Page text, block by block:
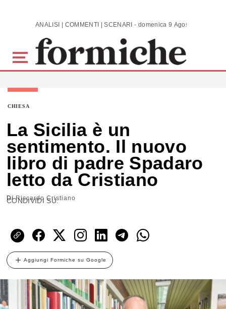
Skip to main content ANALISI | COMMENTI | SCENARI - domenica 9 Agosto 2026
CHIESA
La Sicilia è un
sentimento. Il nuovo
libro di padre Spadaro
letto da Cristiano
DiRiccardo Cristiano
CONDIVIDI SU:
Aggiungi Formiche su Google